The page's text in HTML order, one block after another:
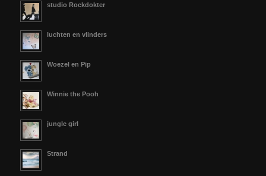
studio Rockdokter
luchten en vlinders
Woezel en Pip
Winnie the Pooh
jungle girl
Strand